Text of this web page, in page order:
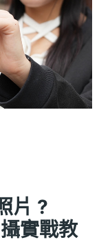
片 ?
實戰教